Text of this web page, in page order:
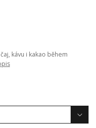
kávu i kakao během